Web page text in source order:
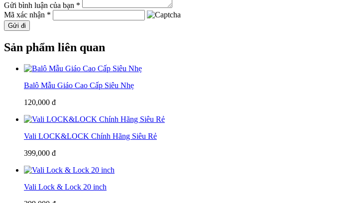
Gửi bình luận của bạn *
Mã xác nhận *
Gửi đi
Sản phẩm liên quan
Balô Mẫu Giáo Cao Cấp Siêu Nhẹ
120,000 đ
Vali LOCK&LOCK Chính Hãng Siêu Rẻ
399,000 đ
Vali Lock & Lock 20 inch